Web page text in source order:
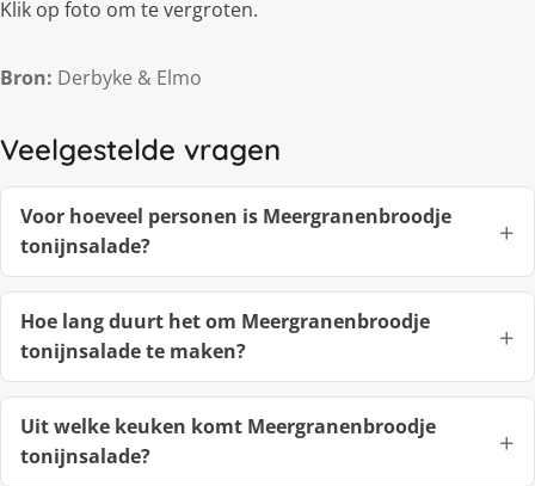
Klik op foto om te vergroten.
Bron: Derbyke & Elmo
Veelgestelde vragen
Voor hoeveel personen is Meergranenbroodje
tonijnsalade?
Hoe lang duurt het om Meergranenbroodje
tonijnsalade te maken?
Uit welke keuken komt Meergranenbroodje
tonijnsalade?